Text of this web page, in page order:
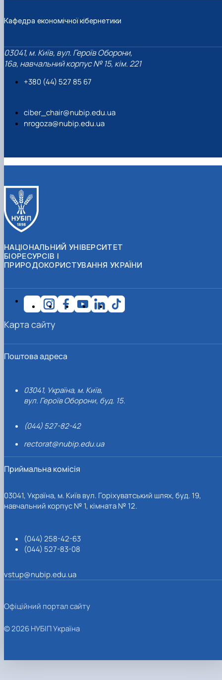
Кафедра економічної кібернетики
03041, м. Київ, вул. Героїв Оборони,
16а, навчальний корпус № 15, кім. 221
+380 (44) 527 85 67‬
ciber_chair@nubip.edu.ua
nrogoza@nubip.edu.ua
НАЦІОНАЛЬНИЙ УНІВЕРСИТЕТ
БІОРЕСУРСІВ І
ПРИРОДОКОРИСТУВАННЯ УКРАЇНИ
Поштова адреса
03041, Україна, м. Київ,
вул. Героїв Оборони, буд. 15.
(044) 527-82-42
rectorat@nubip.edu.ua
Приймальна комісія
03041, Україна, м. Київ вул. Горіхуватський шлях, буд. 19,
навчальний корпус № 1, кімната № 12.
(044) 258-42-63
(044) 527-83-08
vstup@nubip.edu.ua
Карта сайту
Офіційний портал сайту
© 2026 НУБІП Україна